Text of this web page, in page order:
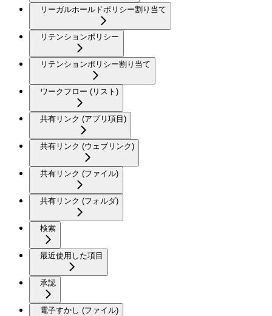
リーガルホールドポリシー割り当て
リテンションポリシー
リテンションポリシー割り当て
ワークフロー (リスト)
共有リンク (アプリ項目)
共有リンク (ウェブリンク)
共有リンク (ファイル)
共有リンク (フォルダ)
検索
最近使用した項目
承認
電子すかし (ファイル)